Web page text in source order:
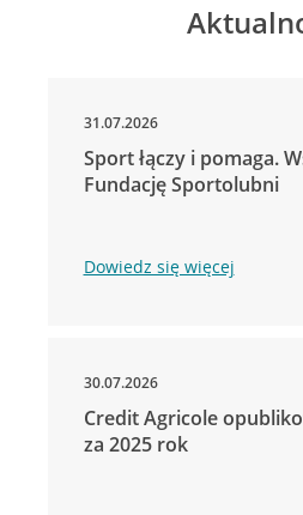
31.07.2026
Sport łączy i pomaga.
Fundację Sportolubni
Dowiedz się więcej
30.07.2026
Credit Agricole
za 2025 rok